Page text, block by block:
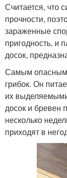
Считается, что
прочности,
зараженные
пригодность, и
досок,
Самым опасным
грибок. Он
их
досок и бревен
несколько
приходят в